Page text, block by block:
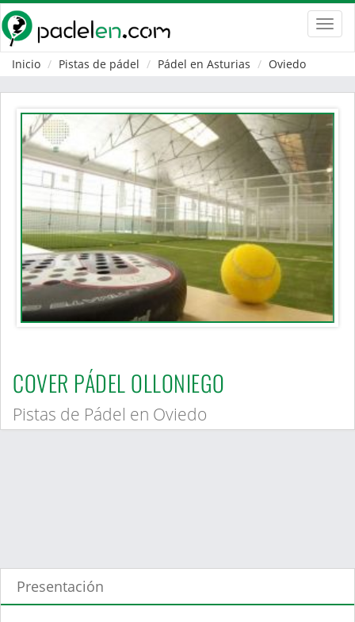
Inicio
Pistas de pádel Pádel en Asturias Oviedo
COVER PÁDEL OLLONIEGO
Pistas de Pádel en Oviedo
Presentación